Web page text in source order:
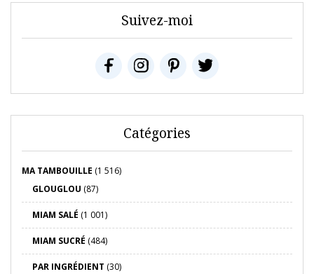
Suivez-moi
Catégories
MA TAMBOUILLE (1 516)
GLOUGLOU (87)
MIAM SALÉ (1 001)
MIAM SUCRÉ (484)
PAR INGRÉDIENT (30)